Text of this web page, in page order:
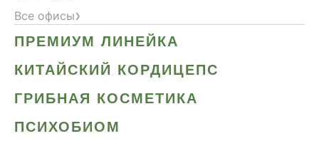
Все офисы›
ПРЕМИУМ ЛИНЕЙКА
КИТАЙСКИЙ КОРДИЦЕПС
ГРИБНАЯ КОСМЕТИКА
ПСИХОБИОМ